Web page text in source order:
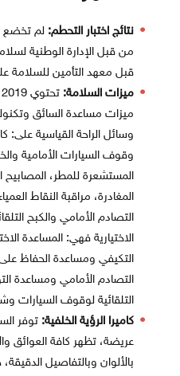
نتائج اختبار التحطم:
من قبل الإدارة الوطنية
قبل معهد التأمين للسلامة
ميزات السلامة:
ميزات مساعدة السائق
وسائل الراحة القياسية على:
وقوف السيارات الأمامية
المستشعرة للمطر، المصابيح
المغادرة، مراقبة النقاط
التصادم الأمامي والكبح
الاختيارية فهي: المساعدة
التكيفي ومساعدة الحفاظ
التصادم الأمامي ومساعدة
التلقائية لوقوف السيارات
كاميرا الرؤية الخلفية: توفر
عريضة، تظهر كافة العوائق
بالألوان وبالتفاصيل